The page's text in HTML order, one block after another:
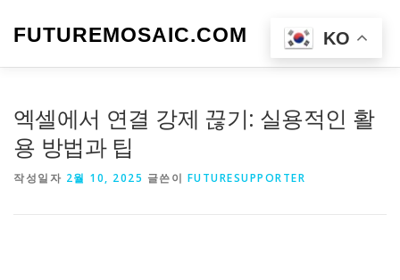
FUTUREMOSAIC.COM 메뉴
엑셀에서 연결 강제 끊기: 실용적인 활
용 방법과 팁
작성일자 2월 10, 2025 글쓴이 FUTURESUPPORTER
KO